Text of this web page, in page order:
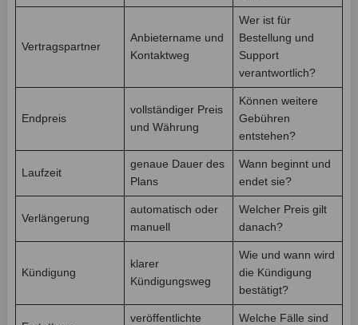
Vertragspartner
Anbietername und
Kontaktweg
Wer ist für
Bestellung und
Support
verantwortlich?
Endpreis
vollständiger Preis
und Währung
Können weitere
Gebühren
entstehen?
Laufzeit
genaue Dauer des
Plans
Wann beginnt und
endet sie?
Verlängerung
automatisch oder
manuell
Welcher Preis gilt
danach?
Kündigung
klarer
Kündigungsweg
Wie und wann wird
die Kündigung
bestätigt?
veröffentlichte
Welche Fälle sind